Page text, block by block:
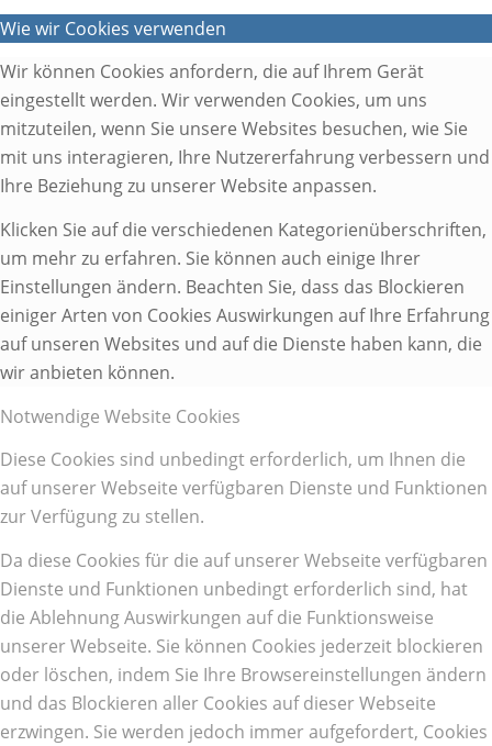
Wie wir Cookies verwenden
Wir können Cookies anfordern, die auf Ihrem Gerät
eingestellt werden. Wir verwenden Cookies, um uns
mitzuteilen, wenn Sie unsere Websites besuchen, wie Sie
mit uns interagieren, Ihre Nutzererfahrung verbessern und
Ihre Beziehung zu unserer Website anpassen.
Klicken Sie auf die verschiedenen Kategorienüberschriften,
um mehr zu erfahren. Sie können auch einige Ihrer
Einstellungen ändern. Beachten Sie, dass das Blockieren
einiger Arten von Cookies Auswirkungen auf Ihre Erfahrung
auf unseren Websites und auf die Dienste haben kann, die
wir anbieten können.
Notwendige Website Cookies
Diese Cookies sind unbedingt erforderlich, um Ihnen die
auf unserer Webseite verfügbaren Dienste und Funktionen
zur Verfügung zu stellen.
Da diese Cookies für die auf unserer Webseite verfügbaren
Dienste und Funktionen unbedingt erforderlich sind, hat
die Ablehnung Auswirkungen auf die Funktionsweise
unserer Webseite. Sie können Cookies jederzeit blockieren
oder löschen, indem Sie Ihre Browsereinstellungen ändern
und das Blockieren aller Cookies auf dieser Webseite
erzwingen. Sie werden jedoch immer aufgefordert, Cookies